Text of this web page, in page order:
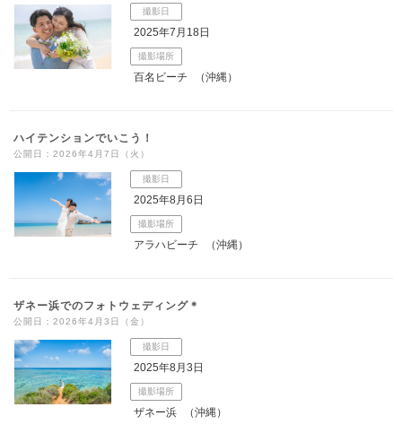
撮影日
2025年7月18日
撮影場所
百名ビーチ （沖縄）
ハイテンションでいこう！
公開日：2026年4月7日（火）
撮影日
2025年8月6日
撮影場所
アラハビーチ （沖縄）
ザネー浜でのフォトウェディング＊
公開日：2026年4月3日（金）
撮影日
2025年8月3日
撮影場所
ザネー浜 （沖縄）